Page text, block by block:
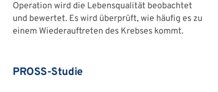
Operation wird die Lebensqualität beobachtet
und bewertet. Es wird überprüft, wie häufig es zu
einem Wiederauftreten des Krebses kommt.
PROSS-Studie